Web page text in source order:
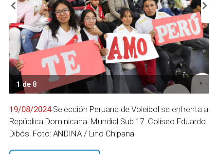
1 de 8
19/08/2024Selección Peruana de Voleibol se enfrenta a
República Dominicana. Mundial Sub 17. Coliseo Eduardo
Dibós. Foto: ANDINA / Lino Chipana.